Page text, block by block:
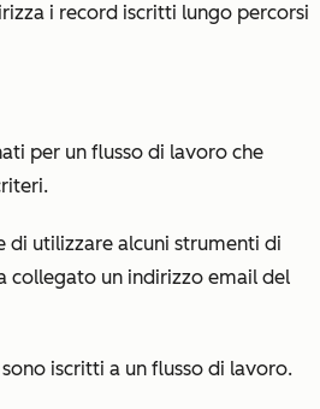
i record iscritti lungo percorsi
per un flusso di lavoro che
di utilizzare alcuni strumenti di
collegato un indirizzo email del
iscritti a un flusso di lavoro.